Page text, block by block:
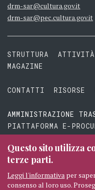
drm-sar@cultura.gov.it
drm-sar@pec.cultura.gov.it
STRUTTURA ATTIVITÀ
MAGAZINE
CONTATTI RISORSE
AMMINISTRAZIONE
PIATTAFORMA E-
TERMINI E
Questo sito utilizza
terze parti.
Leggi l'informativa per
consenso al loro uso.